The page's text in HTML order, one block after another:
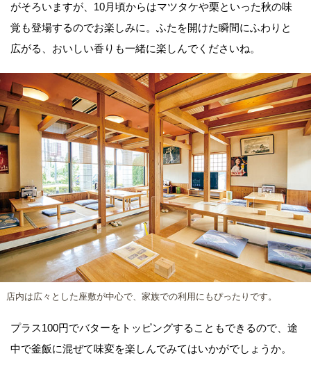
がそろいますが、10月頃からはマツタケや栗といった秋の味
覚も登場するのでお楽しみに。ふたを開けた瞬間にふわりと
広がる、おいしい香りも一緒に楽しんでくださいね。
店内は広々とした座敷が中心で、家族での利用にもぴったりです。
プラス100円でバターをトッピングすることもできるので、途
中で釜飯に混ぜて味変を楽しんでみてはいかがでしょうか。